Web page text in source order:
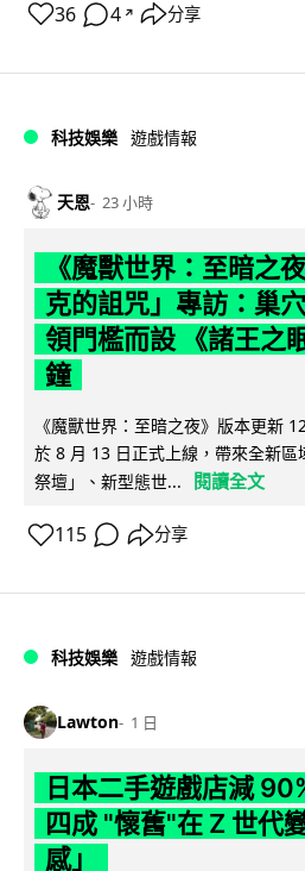
36 4 ↗ 分享
科技娛樂 遊戲情報
天恩 23 小時
《魔獸世界：至暗之
克的詛咒」專訪：巢
領門檻而設 《諸王之
鐘
《魔獸世界：至暗之夜》版本更新
於 8 月 13 日正式上線，帶來全新
祭壇」、新型態世...
閱讀全文
115 分享
科技娛樂 遊戲情報
Lawton 1 日
日本二手遊戲店減
四成 "懷舊"在 Z 世代
感」